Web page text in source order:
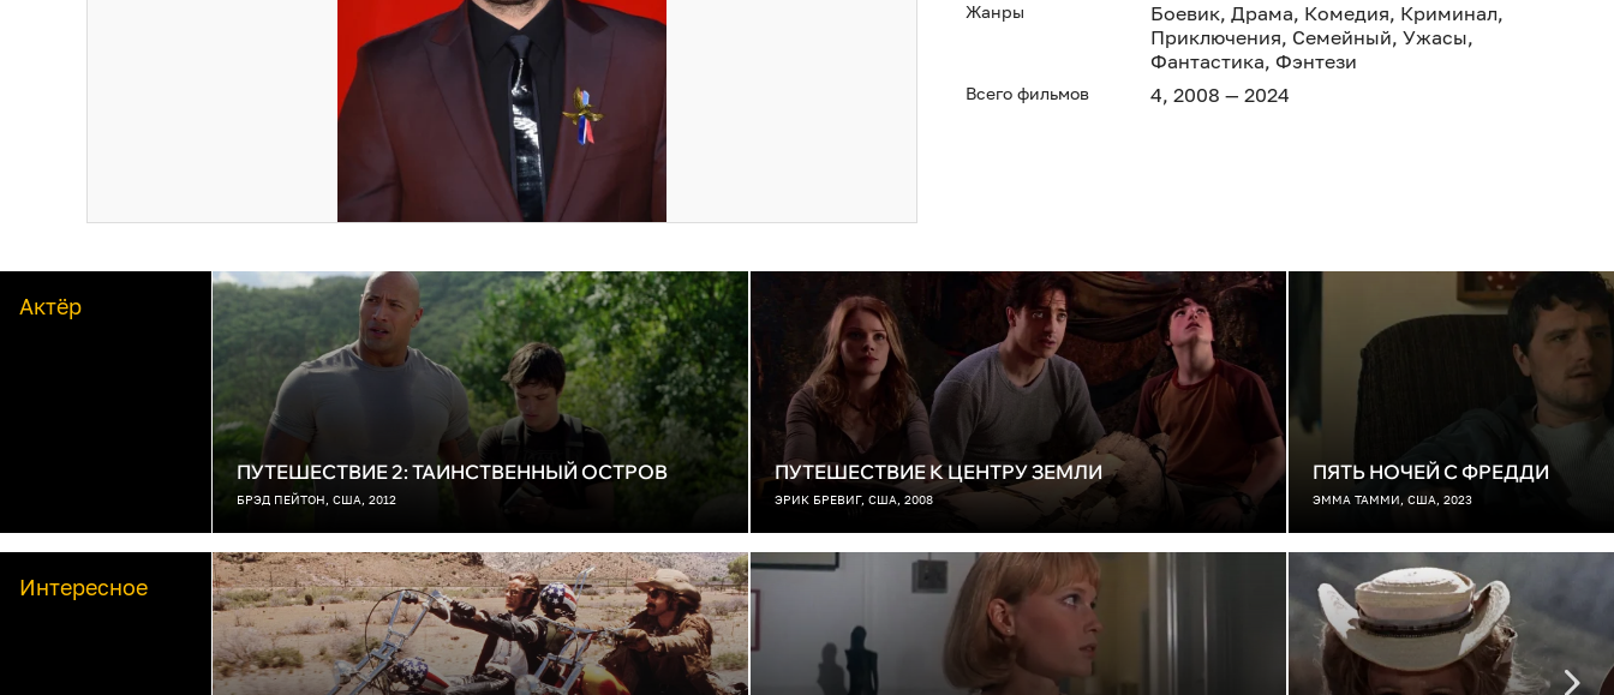
Жанры Боевик, Драма, Комедия, Криминал,
Приключения, Семейный, Ужасы,
Фантастика, Фэнтези
Всего фильмов 4, 2008 — 2024
Актёр
ПУТЕШЕСТВИЕ 2: ТАИНСТВЕННЫЙ ОСТРОВ
БРЭД ПЕЙТОН, США, 2012
ПУТЕШЕСТВИЕ К ЦЕНТРУ ЗЕМЛИ
ЭРИК БРЕВИГ, США, 2008
ПЯТЬ НОЧЕЙ С ФРЕДДИ
ЭММА ТАММИ, США, 2023
Интересное